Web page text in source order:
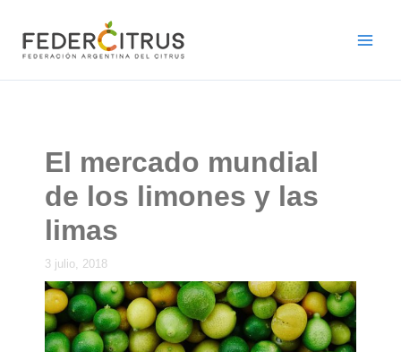
contenido
El mercado mundial
de los limones y las
limas
3 julio, 2018